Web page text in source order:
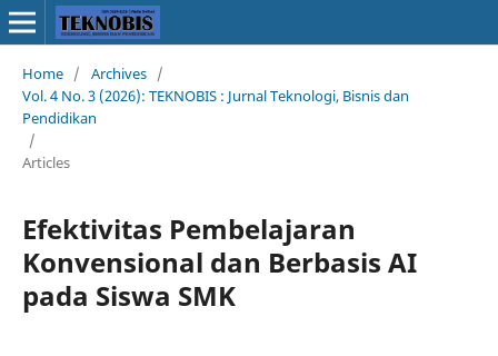
Home / Archives /
Vol. 4 No. 3 (2026): TEKNOBIS : Jurnal Teknologi, Bisnis dan
Pendidikan
/
Articles
Efektivitas Pembelajaran
Konvensional dan Berbasis AI
pada Siswa SMK